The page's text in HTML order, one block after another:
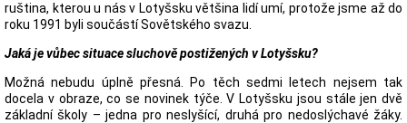
ruština, kterou u nás v Lotyšsku většina lidí umí, protože jsme až do
roku 1991 byli součástí Sovětského svazu.
Jaká je vůbec situace sluchově postižených v Lotyšsku?
Možná nebudu úplně přesná. Po těch sedmi letech nejsem tak
docela v obraze, co se novinek týče. V Lotyšsku jsou stále jen dvě
základní školy – jedna pro neslyšící, druhá pro nedoslýchavé žáky.